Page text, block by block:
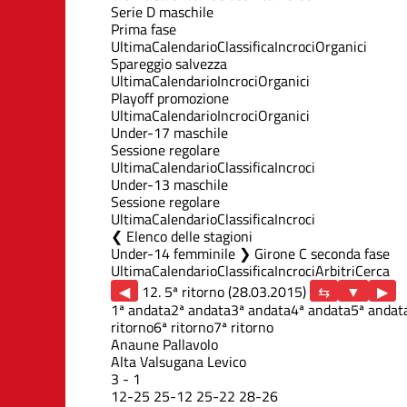
Serie D maschile
Prima fase
UltimaCalendarioClassificaIncrociOrganici
Spareggio salvezza
UltimaCalendarioIncrociOrganici
Playoff promozione
UltimaCalendarioIncrociOrganici
Under-17 maschile
Sessione regolare
UltimaCalendarioClassificaIncroci
Under-13 maschile
Sessione regolare
UltimaCalendarioClassificaIncroci
Elenco delle stagioni
Under-14 femminile ❯ Girone C seconda fase
UltimaCalendarioClassificaIncrociArbitriCerca
◀
12. 5ª ritorno (28.03.2015)
▶
1ª andata2ª andata3ª andata4ª andata5ª
ritorno6ª ritorno7ª ritorno
Anaune Pallavolo
Alta Valsugana Levico
3 - 1
12-25 25-12 25-22 28-26